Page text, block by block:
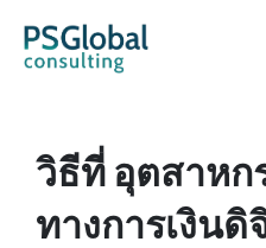
วิธีที่ อุตสาหก
ทางการเงิน